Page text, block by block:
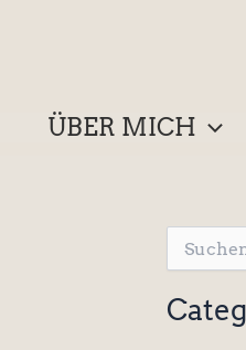
ÜBER MICH
u
c
h